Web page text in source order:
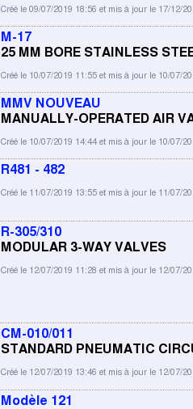
Créé le 09/07/2019 18:56 et mis à jour le 17/12/
M-17
25 MM BORE STAINLESS
Créé le 10/07/2019 11:55 et mis à jour le 10/07/
MMV NOUVEAU
MANUALLY-OPERATED AIR
Créé le 10/07/2019 14:44 et mis à jour le 10/07/
R481 - 482
Créé le 11/07/2019 13:55 et mis à jour le 11/07/
R-305/310
MODULAR 3-WAY VALVES
Créé le 12/07/2019 11:28 et mis à jour le 12/07/
CM-010/011
STANDARD PNEUMATIC
Créé le 12/07/2019 13:46 et mis à jour le 12/07/
Modèle 121